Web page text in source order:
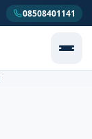
08508401141